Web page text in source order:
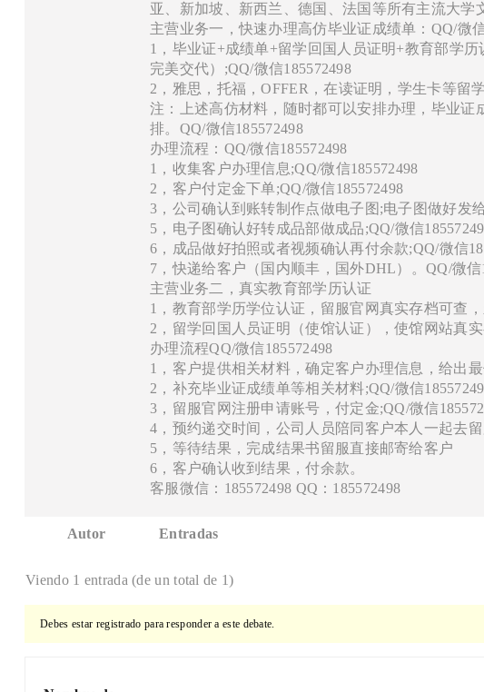
亚、新加坡、新西兰、德国、法国等所有主流大学
主营业务一，快速办理高仿毕业证成绩单：QQ/微
1，毕业证+成绩单+留学回国人员证明+教育部学
完美交代）;QQ/微信185572498
2，雅思，托福，OFFER，在读证明，学生卡等留
注：上述高仿材料，随时都可以安排办理，毕业
排。QQ/微信185572498
办理流程：QQ/微信185572498
1，收集客户办理信息;QQ/微信185572498
2，客户付定金下单;QQ/微信185572498
3，公司确认到账转制作点做电子图;电子图做好发
5，电子图确认好转成品部做成品;QQ/微信
6，成品做好拍照或者视频确认再付余款;QQ/微信
7，快递给客户（国内顺丰，国外DHL）。QQ/微信
主营业务二，真实教育部学历认证
1，教育部学历学位认证，留服官网真实存档可查
2，留学回国人员证明（使馆认证），使馆网站真
办理流程QQ/微信185572498
1，客户提供相关材料，确定客户办理信息，给出
2，补充毕业证成绩单等相关材料;QQ/微信
3，留服官网注册申请账号，付定金;QQ/微信
4，预约递交时间，公司人员陪同客户本人一起去
5，等待结果，完成结果书留服直接邮寄给客户
6，客户确认收到结果，付余款。
客服微信：185572498 QQ：185572498
Autor Entradas
Viendo 1 entrada (de un total de 1)
Debes estar registrado para responder a este debate.